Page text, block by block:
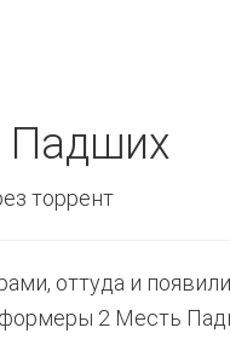
Падших
торрент
оттуда и
2 Месть